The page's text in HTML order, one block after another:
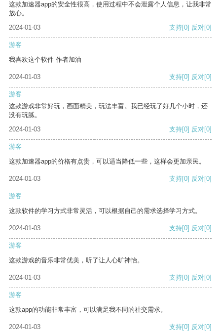
这款加速器app的安全性很高，使用过程中不会泄露个人信息，让我非常
放心。
2024-01-03
支持[0] 反对[0]
游客
我喜欢这个软件 作者加油
2024-01-03 支持[0] 反对[0]
游客
这款游戏非常好玩，画面精美，玩法丰富。我已经玩了好几个小时，还
没有玩腻。
2024-01-03
支持[0] 反对[0]
游客
这款加速器app的价格有点贵，可以适当降低一些，这样会更加亲民。
2024-01-03 支持[0] 反对[0]
游客
这款软件的学习方式非常灵活，可以根据自己的需求选择学习方式。
2024-01-03 支持[0] 反对[0]
游客
这款游戏的音乐非常优美，听了让人心旷神怡。
2024-01-03 支持[0] 反对[0]
游客
这款app的功能非常丰富，可以满足我不同的社交需求。
2024-01-03 支持[0] 反对[0]